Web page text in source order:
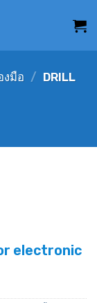
งมือ / DRILL
electronic